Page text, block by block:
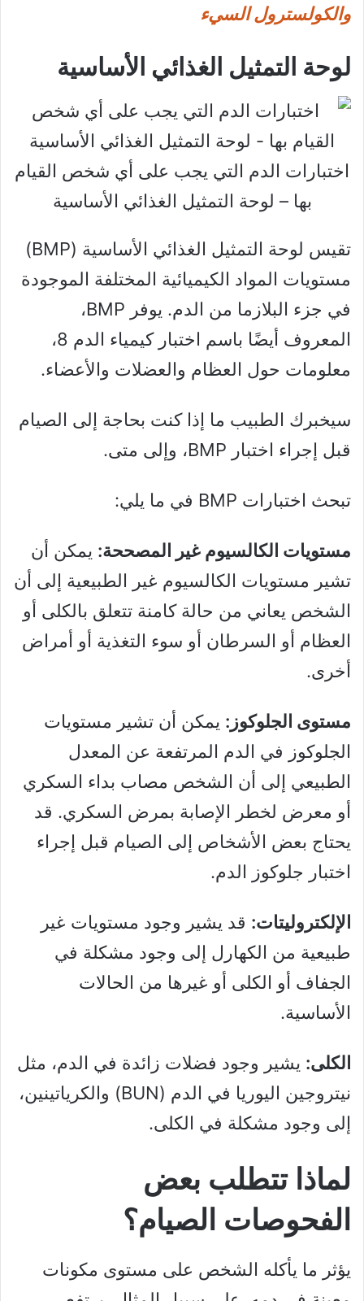
والكولسترول السيء
لوحة التمثيل الغذائي الأساسية
اختبارات الدم التي يجب على أي شخص القيام
بها – لوحة التمثيل الغذائي الأساسية
تقيس لوحة التمثيل الغذائي الأساسية (BMP)
مستويات المواد الكيميائية المختلفة الموجودة
في جزء البلازما من الدم. يوفر BMP،
المعروف أيضًا باسم اختبار كيمياء الدم 8،
معلومات حول العظام والعضلات والأعضاء.
سيخبرك الطبيب ما إذا كنت بحاجة إلى الصيام
قبل إجراء اختبار BMP، وإلى متى.
تبحث اختبارات BMP في ما يلي:
مستويات الكالسيوم غير المصححة: يمكن أن
تشير مستويات الكالسيوم غير الطبيعية إلى أن
الشخص يعاني من حالة كامنة تتعلق بالكلى أو
العظام أو السرطان أو سوء التغذية أو أمراض
أخرى.
مستوى الجلوكوز: يمكن أن تشير مستويات
الجلوكوز في الدم المرتفعة عن المعدل
الطبيعي إلى أن الشخص مصاب بداء السكري
أو معرض لخطر الإصابة بمرض السكري. قد
يحتاج بعض الأشخاص إلى الصيام قبل إجراء
اختبار جلوكوز الدم.
الإلكتروليتات: قد يشير وجود مستويات غير
طبيعية من الكهارل إلى وجود مشكلة في
الجفاف أو الكلى أو غيرها من الحالات
الأساسية.
الكلى: يشير وجود فضلات زائدة في الدم، مثل
نيتروجين اليوريا في الدم (BUN) والكرياتينين،
إلى وجود مشكلة في الكلى.
لماذا تتطلب بعض
الفحوصات الصيام؟
يؤثر ما يأكله الشخص على مستوى مكونات